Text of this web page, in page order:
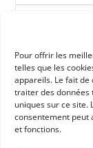
Pour offrir les
telles que les
appareils. Le fait
traiter des données
uniques sur ce site.
consentement peut
et fonctions.